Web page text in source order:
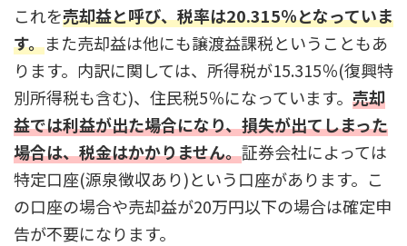
これを売却益と呼び、税率は20.315％となっていま
す。また売却益は他にも譲渡益課税ということもあ
ります。内訳に関しては、所得税が15.315％(復興特
別所得税も含む)、住民税5％になっています。 売却
益では利益が出た場合になり、損失が出てしまった
場合は、税金はかかりません。証券会社によっては
特定口座(源泉徴収あり)という口座があります。こ
の口座の場合や売却益が20万円以下の場合は確定申
告が不要になります。